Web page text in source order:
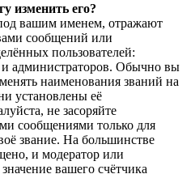
изменить его?
вашим именем, отражают
сообщений или
пользователей:
администраторов. Обычно вы
наименования званий на
установлены её
не засоряйте
сообщениями только для
звание. На большинстве
и модератор или
вашего счётчика